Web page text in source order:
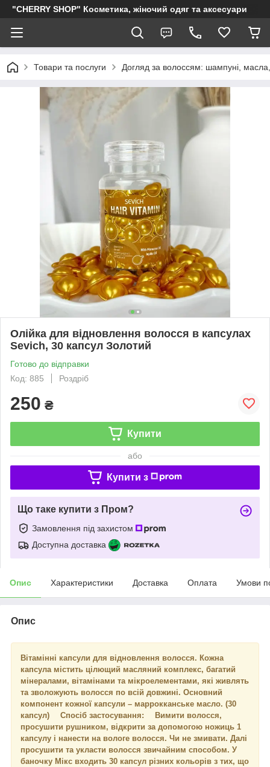
"CHERRY SHOP" Косметика, жіночий одяг та аксесуари
Товари та послуги Догляд за волоссям: шампуні,
Олійка для відновлення волосся в капсулах
Sevich, 30 капсул Золотий
Готово до відправки
Код: 885
Роздріб
250 ₴
Купити
або
Купити з
Що таке купити з Пром?
Замовлення під захистом
Доступна доставка
Опис Характеристики Доставка Оплата Умови
Опис
Вітамінні капсули для відновлення волосся. Кожна
капсула містить цілющий масляний комплекс, багатий
мінералами, вітамінами та мікроелементами, які живлять
та зволожують волосся по всій довжині. Основний
компонент кожної капсули – маррокканське масло. (30
капсул) ⠀ Спосіб застосування: ⠀ Вимити волосся,
просушити рушником, відкрити за допомогою ножиць 1
капсулу і нанести на вологе волосся. Чи не змивати. Далі
просушити та укласти волосся звичайним способом. У
баночку Мікс входить 30 капсул різних кольорів з тих, що